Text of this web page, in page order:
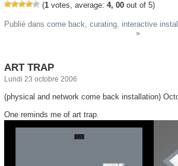
(1 votes, average: 4, 00 out of 5)
Publié dans come back, curating, interactive
»
ART TRAP
Lundi 23 octobre 2006
(physical and network come back installation)
One reminds me of art trap.